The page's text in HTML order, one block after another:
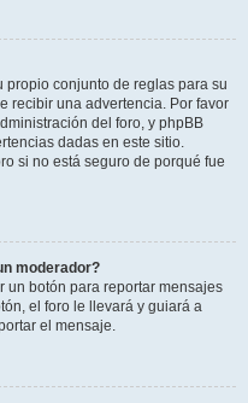
propio conjunto de reglas para su
recibir una advertencia. Por favor
del foro, y phpBB
dadas en este sitio.
si no está seguro de porqué fue
moderador?
un botón para reportar mensajes
el foro le llevará y guiará a
el mensaje.